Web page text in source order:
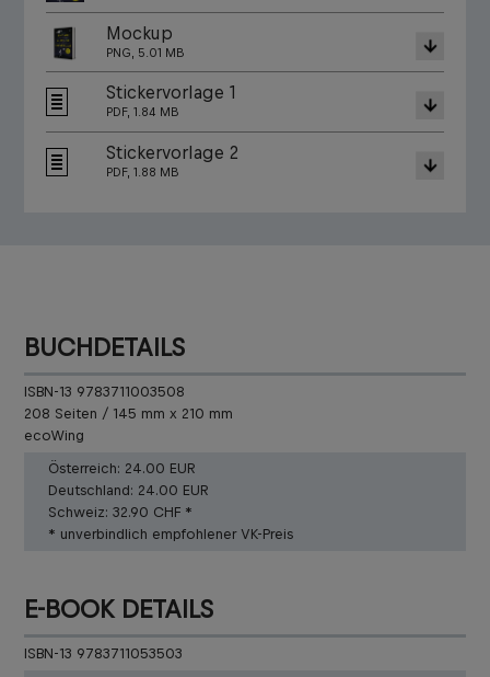
Mockup
PNG, 5.01 MB
Stickervorlage 1
PDF, 1.84 MB
Stickervorlage 2
PDF, 1.88 MB
BUCHDETAILS
ISBN-13 9783711003508
208 Seiten / 145 mm x 210 mm
ecoWing
Österreich: 24.00 EUR
Deutschland: 24.00 EUR
Schweiz: 32.90 CHF *
* unverbindlich empfohlener VK-Preis
E-BOOK DETAILS
ISBN-13 9783711053503